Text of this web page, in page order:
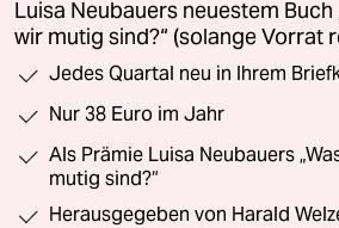
Luisa Neubauers neuestem Buch
wir mutig sind?“ (solange Vorrat
Jedes Quartal neu in Ihrem
Nur 38 Euro im Jahr
Als Prämie Luisa Neubauers
mutig sind?“
Herausgegeben von Harald